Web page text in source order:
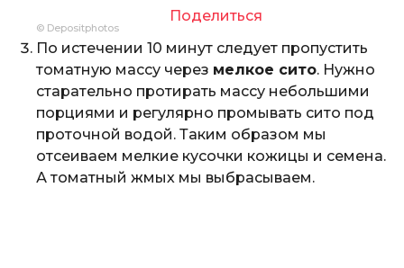
Поделиться
© Depositphotos
По истечении 10 минут следует пропустить
томатную массу через мелкое сито. Нужно
старательно протирать массу небольшими
порциями и регулярно промывать сито под
проточной водой. Таким образом мы
отсеиваем мелкие кусочки кожицы и семена.
А томатный жмых мы выбрасываем.